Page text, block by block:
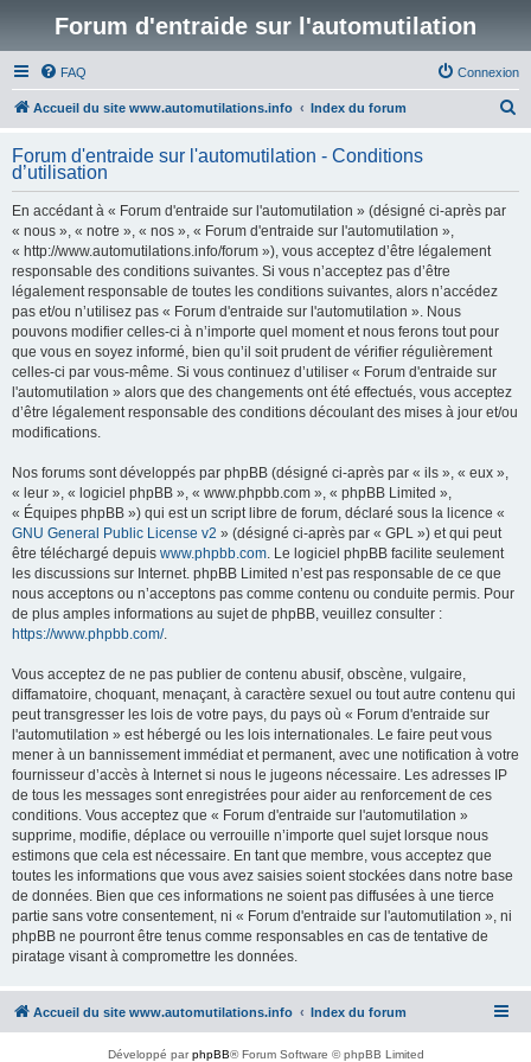
Forum d'entraide sur l'automutilation
FAQ Connexion
Accueil du site www.automutilations.info Index du forum
h
Forum d'entraide sur l'automutilation - Conditions
d’utilisation
En accédant à « Forum d'entraide sur l'automutilation » (désigné ci-après par
« nous », « notre », « nos », « Forum d'entraide sur l'automutilation »,
« http://www.automutilations.info/forum »), vous acceptez d’être légalement
responsable des conditions suivantes. Si vous n’acceptez pas d’être
légalement responsable de toutes les conditions suivantes, alors n’accédez
pas et/ou n’utilisez pas « Forum d'entraide sur l'automutilation ». Nous
pouvons modifier celles-ci à n’importe quel moment et nous ferons tout pour
que vous en soyez informé, bien qu’il soit prudent de vérifier régulièrement
celles-ci par vous-même. Si vous continuez d’utiliser « Forum d'entraide sur
l'automutilation » alors que des changements ont été effectués, vous acceptez
d’être légalement responsable des conditions découlant des mises à jour et/ou
modifications.
Nos forums sont développés par phpBB (désigné ci-après par « ils », « eux »,
« leur », « logiciel phpBB », « www.phpbb.com », « phpBB Limited »,
« Équipes phpBB ») qui est un script libre de forum, déclaré sous la licence «
GNU General Public License v2 » (désigné ci-après par « GPL ») et qui peut
être téléchargé depuis www.phpbb.com. Le logiciel phpBB facilite seulement
les discussions sur Internet. phpBB Limited n’est pas responsable de ce que
nous acceptons ou n’acceptons pas comme contenu ou conduite permis. Pour
de plus amples informations au sujet de phpBB, veuillez consulter :
https://www.phpbb.com/.
Vous acceptez de ne pas publier de contenu abusif, obscène, vulgaire,
diffamatoire, choquant, menaçant, à caractère sexuel ou tout autre contenu qui
peut transgresser les lois de votre pays, du pays où « Forum d'entraide sur
l'automutilation » est hébergé ou les lois internationales. Le faire peut vous
mener à un bannissement immédiat et permanent, avec une notification à votre
fournisseur d’accès à Internet si nous le jugeons nécessaire. Les adresses IP
de tous les messages sont enregistrées pour aider au renforcement de ces
conditions. Vous acceptez que « Forum d'entraide sur l'automutilation »
supprime, modifie, déplace ou verrouille n’importe quel sujet lorsque nous
estimons que cela est nécessaire. En tant que membre, vous acceptez que
toutes les informations que vous avez saisies soient stockées dans notre base
de données. Bien que ces informations ne soient pas diffusées à une tierce
partie sans votre consentement, ni « Forum d'entraide sur l'automutilation », ni
phpBB ne pourront être tenus comme responsables en cas de tentative de
piratage visant à compromettre les données.
Accueil du site www.automutilations.info Index du forum
Développé parphpBB® Forum Software © phpBB Limited